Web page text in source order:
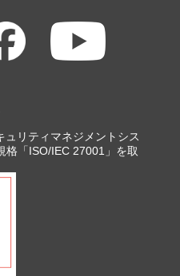
ュリティマネジメントシス
格「ISO/IEC 27001」を取